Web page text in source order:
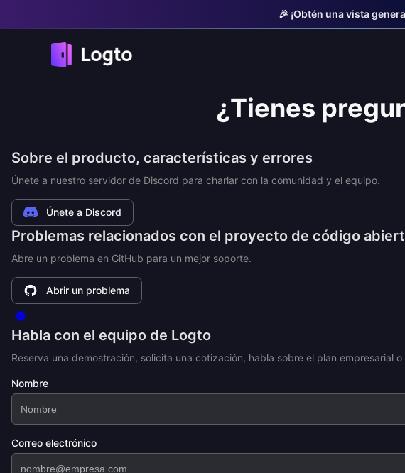
🎉 ¡Obtén una vista
¿Tienes
Sobre el producto, características y errores
Únete a nuestro servidor de Discord para charlar con la comunidad y el equipo.
Únete a Discord
Problemas relacionados con el proyecto de código
Abre un problema en GitHub para un mejor soporte.
Abrir un problema
Habla con el equipo de Logto
Reserva una demostración, solicita una cotización, habla sobre el plan empresarial
Nombre
Correo electrónico